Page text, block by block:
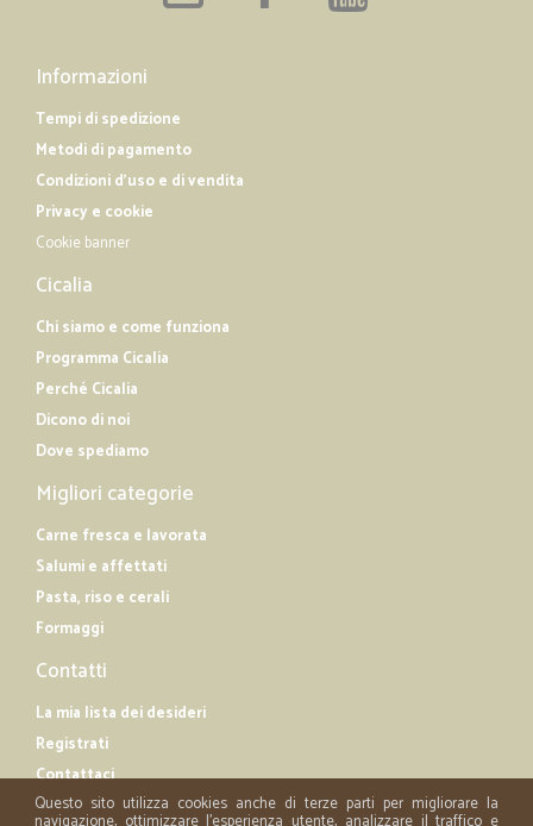
Informazioni
Tempi di spedizione
Metodi di pagamento
Condizioni d'uso e di vendita
Privacy e cookie
Cookie banner
Cicalia
Chi siamo e come funziona
Programma Cicalia
Perché Cicalia
Dicono di noi
Dove spediamo
Migliori categorie
Carne fresca e lavorata
Salumi e affettati
Pasta, riso e cerali
Formaggi
Contatti
La mia lista dei desideri
Registrati
Contattaci
Questo sito utilizza cookies anche di terze parti per migliorare la